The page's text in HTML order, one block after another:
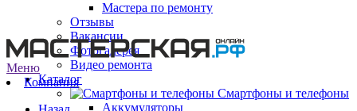
Мастера по ремонту
Отзывы
Вакансии
Фотогалерея
Видео ремонта
Каталог
Смартфоны и телефоны
Аккумуляторы
Меню
Компания